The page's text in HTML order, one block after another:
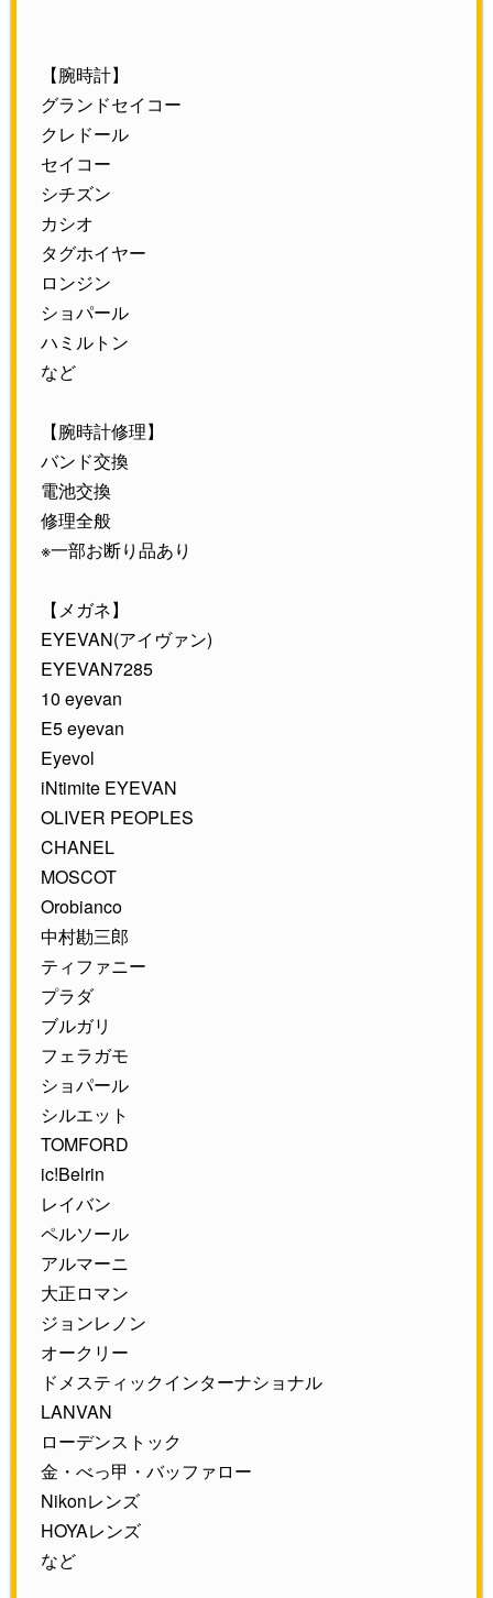
【腕時計】
グランドセイコー
クレドール
セイコー
シチズン
カシオ
タグホイヤー
ロンジン
ショパール
ハミルトン
など
【腕時計修理】
バンド交換
電池交換
修理全般
※一部お断り品あり
【メガネ】
EYEVAN(アイヴァン)
EYEVAN7285
10 eyevan
E5 eyevan
Eyevol
iNtimite EYEVAN
OLIVER PEOPLES
CHANEL
MOSCOT
Orobianco
中村勘三郎
ティファニー
プラダ
ブルガリ
フェラガモ
ショパール
シルエット
TOMFORD
ic!Belrin
レイバン
ペルソール
アルマーニ
大正ロマン
ジョンレノン
オークリー
ドメスティックインターナショナル
LANVAN
ローデンストック
金・べっ甲・バッファロー
Nikonレンズ
HOYAレンズ
など